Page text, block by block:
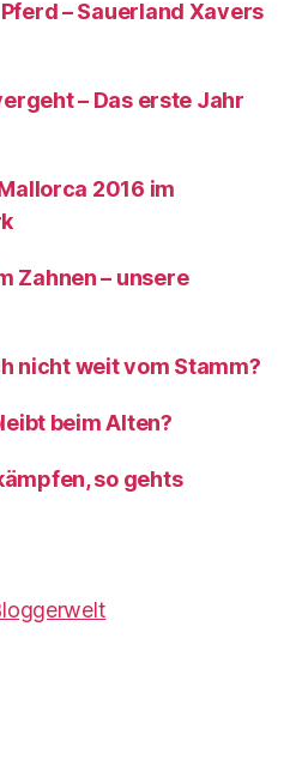
– Sauerland Xavers
– Das erste Jahr
2016 im
Zahnen – unsere
nicht weit vom Stamm?
beim Alten?
so gehts